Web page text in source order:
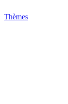
Thèmes